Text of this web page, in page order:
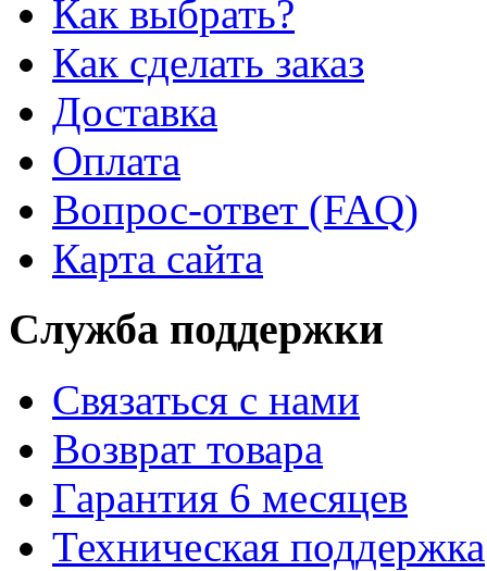
Как выбрать?
Как сделать заказ
Доставка
Оплата
Вопрос-ответ (FAQ)
Карта сайта
Служба поддержки
Связаться с нами
Возврат товара
Гарантия 6 месяцев
Техническая поддержка